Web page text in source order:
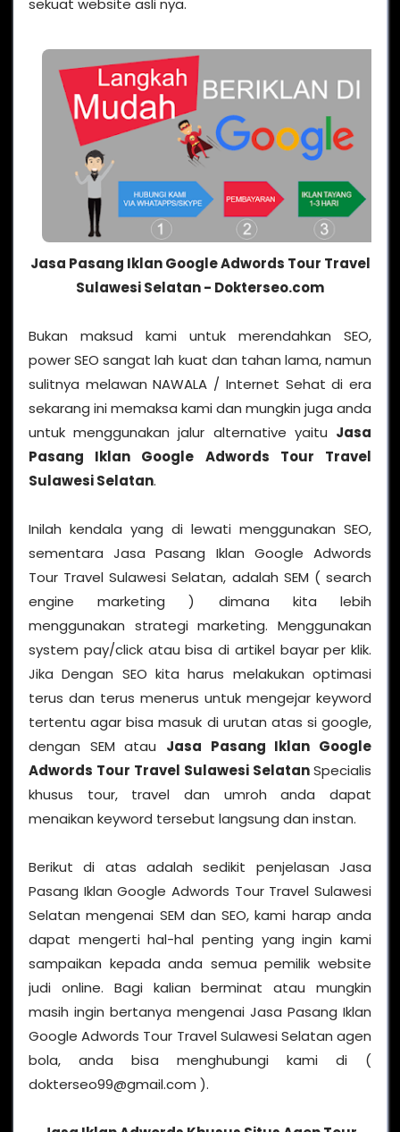
sekuat website asli nya.
Jasa Pasang Iklan Google Adwords Tour Travel
Sulawesi Selatan - Dokterseo.com
Bukan maksud kami untuk merendahkan SEO,
power SEO sangat lah kuat dan tahan lama, namun
sulitnya melawan NAWALA / Internet Sehat di era
sekarang ini memaksa kami dan mungkin juga anda
untuk menggunakan jalur alternative yaitu Jasa
Pasang Iklan Google Adwords Tour Travel
Sulawesi Selatan.
Inilah kendala yang di lewati menggunakan SEO,
sementara Jasa Pasang Iklan Google Adwords
Tour Travel Sulawesi Selatan, adalah SEM ( search
engine marketing ) dimana kita lebih
menggunakan strategi marketing. Menggunakan
system pay/click atau bisa di artikel bayar per klik.
Jika Dengan SEO kita harus melakukan optimasi
terus dan terus menerus untuk mengejar keyword
tertentu agar bisa masuk di urutan atas si google,
dengan SEM atau Jasa Pasang Iklan Google
Adwords Tour Travel Sulawesi SelatanSpecialis
khusus tour, travel dan umroh anda dapat
menaikan keyword tersebut langsung dan instan.
Berikut di atas adalah sedikit penjelasan Jasa
Pasang Iklan Google Adwords Tour Travel Sulawesi
Selatan mengenai SEM dan SEO, kami harap anda
dapat mengerti hal-hal penting yang ingin kami
sampaikan kepada anda semua pemilik website
judi online. Bagi kalian berminat atau mungkin
masih ingin bertanya mengenai Jasa Pasang Iklan
Google Adwords Tour Travel Sulawesi Selatan agen
bola, anda bisa menghubungi kami di (
dokterseo99@gmail.com ).